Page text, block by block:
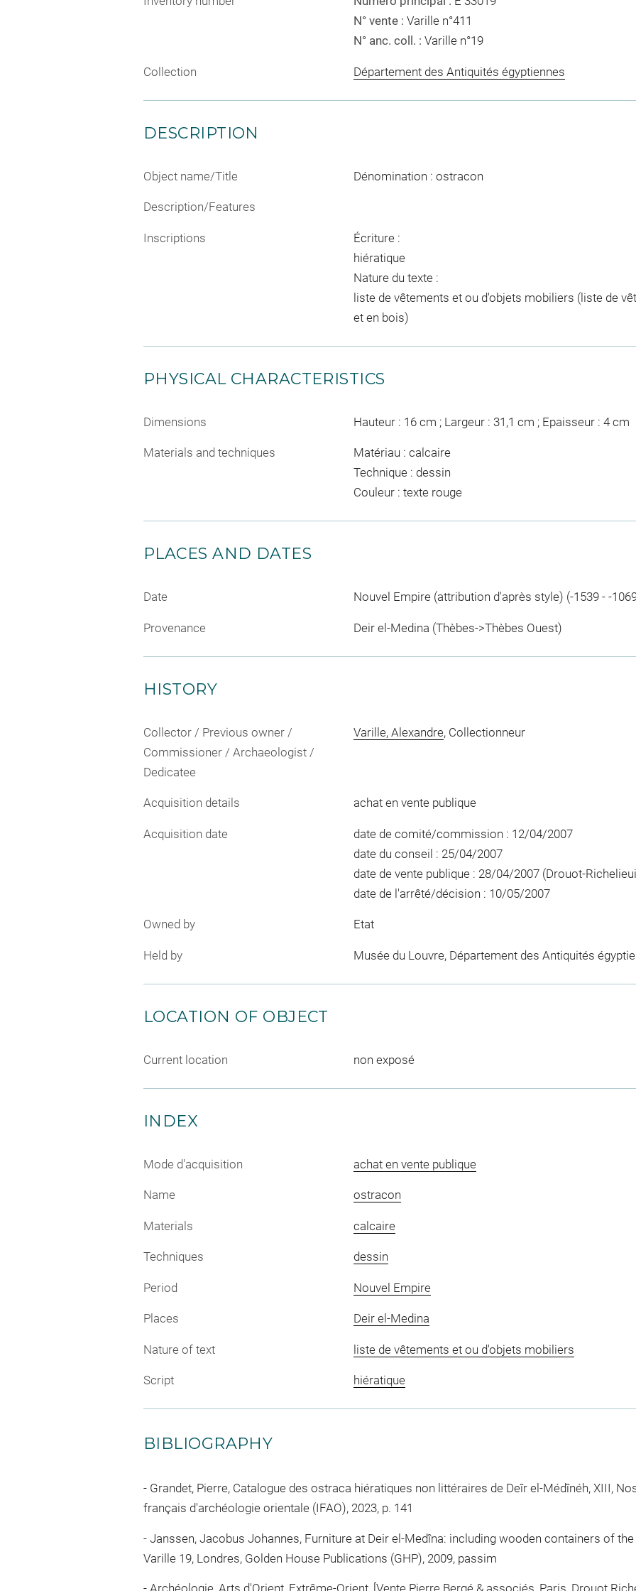
N° vente : Varille n°411
N° anc. coll. : Varille n°19
Collection Département des Antiquités égyptiennes
DESCRIPTION
Object name/Title Dénomination : ostracon
Description/Features
Inscriptions
Écriture :
hiératique
Nature du texte :
liste de vêtements et ou d'objets mobiliers (liste de
et en bois)
PHYSICAL CHARACTERISTICS
Dimensions Hauteur : 16 cm ; Largeur : 31,1 cm ; Epaisseur : 4 cm
Materials and techniques
Matériau : calcaire
Technique : dessin
Couleur : texte rouge
PLACES AND DATES
Date Nouvel Empire (attribution d'après style) (-1539 - -
Provenance Deir el-Medina (Thèbes->Thèbes Ouest)
HISTORY
Collector / Previous owner /
Commissioner / Archaeologist /
Dedicatee
Varille, Alexandre, Collectionneur
Acquisition details achat en vente publique
Acquisition date
date de comité/commission : 12/04/2007
date du conseil : 25/04/2007
date de vente publique : 28/04/2007 (Drouot-
date de l'arrêté/décision : 10/05/2007
Owned by Etat
Held by Musée du Louvre, Département des Antiquités
LOCATION OF OBJECT
Current location non exposé
INDEX
Mode d'acquisition achat en vente publique
Name ostracon
Materials calcaire
Techniques dessin
Period Nouvel Empire
Places Deir el-Medina
Nature of text liste de vêtements et ou d'objets mobiliers
Script hiératique
BIBLIOGRAPHY
Grandet, Pierre, Catalogue des ostraca hiératiques non littéraires de Deîr el-Médînéh, XIII,
français d'archéologie orientale (IFAO), 2023, p. 141
Janssen, Jacobus Johannes, Furniture at Deir el-Medîna: including wooden containers of
Varille 19, Londres, Golden House Publications (GHP), 2009, passim